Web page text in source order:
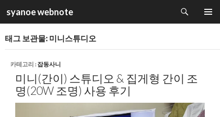
syanoe webnote
색
츠
로
건
태그 보관물: 미니스튜디오
카테고리 : 잡동사니
미니(간이) 스튜디오 & 집게형 간이 조
명(20W 조명) 사용 후기